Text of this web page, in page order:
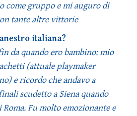
come gruppo e mi auguro di
tante altre vittorie
italiana?
da quando ero bambino: mio
(attuale playmaker
e ricordo che andavo a
scudetto a Siena quando
Fu molto emozionante e